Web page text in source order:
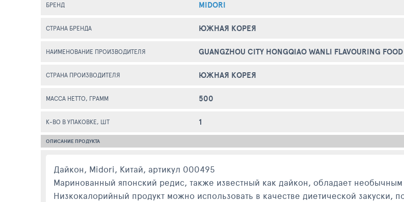
БРЕНД MIDORI
СТРАНА БРЕНДА ЮЖНАЯ КОРЕЯ
НАИМЕНОВАНИЕ ПРОИЗВОДИТЕЛЯ GUANGZHOU CITY HONGQIAO WANLI FLAVOURING
СТРАНА ПРОИЗВОДИТЕЛЯ ЮЖНАЯ КОРЕЯ
МАССА НЕТТО, ГРАММ 500
К-ВО В УПАКОВКЕ, ШТ 1
ОПИСАНИЕ ПРОДУКТА
Дайкон, Midori, Китай, артикул 000495
Маринованный японский редис, также известный как дайкон, обладает
Низкокалорийный продукт можно использовать в качестве диетической